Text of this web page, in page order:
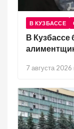
В КУЗБАССЕ
В Кузбассе
7 августа 2026